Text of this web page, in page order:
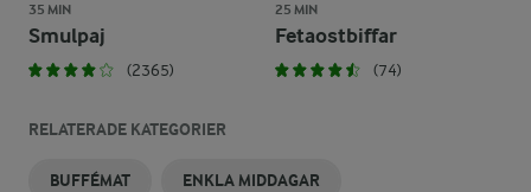
35 MIN
Smulpaj
(2365)
25 MIN
Fetaostbiffar
(74)
RELATERADE KATEGORIER
BUFFÉMAT ENKLA MIDDAGAR